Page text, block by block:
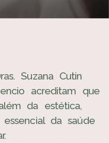
Suzana Cutin
acreditam que
da estética,
da saúde